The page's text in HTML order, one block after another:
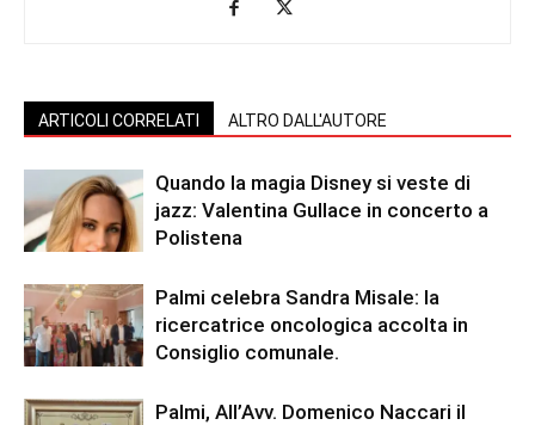
ARTICOLI CORRELATI ALTRO DALL'AUTORE
Quando la magia Disney si veste di
jazz: Valentina Gullace in concerto a
Polistena
Palmi celebra Sandra Misale: la
ricercatrice oncologica accolta in
Consiglio comunale.
Palmi, All’Avv. Domenico Naccari il